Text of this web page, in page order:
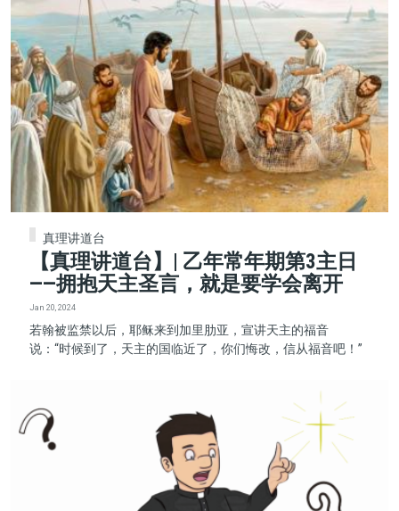
真理讲道台
【真理讲道台】| 乙年常年期第3主日
——拥抱天主圣言，就是要学会离开
Jan 20, 2024
若翰被监禁以后，耶稣来到加里肋亚，宣讲天主的福音
说：“时候到了，天主的国临近了，你们悔改，信从福音吧！”